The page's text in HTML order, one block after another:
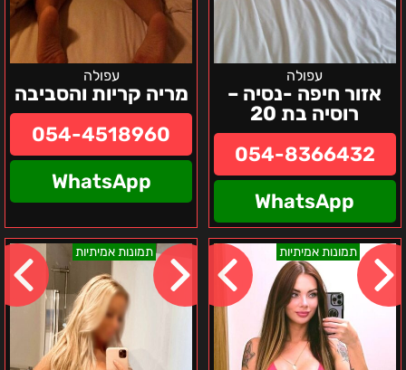
עפולה
אזור חיפה -נסיה –
רוסיה בת 20
054-8366432
WhatsApp
עפולה
מריה קריות והסביבה
054-4518960
WhatsApp
תמונות אמיתיות
מלאני
–
צפון
הארץ
תמונות אמיתיותאנסטסיה
–
באזור
חיפה